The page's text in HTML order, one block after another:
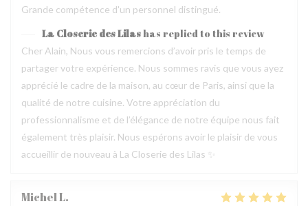
Grande compétence d'un personnel distingué.
La Closerie des Lilashas replied to this review
Cher Alain, Nous vous remercions d’avoir pris le temps de
partager votre expérience. Nous sommes ravis que vous ayez
apprécié le cadre de la maison, au cœur de Paris, ainsi que la
qualité de notre cuisine. Votre appréciation du
professionnalisme et de l’élégance de notre équipe nous fait
également très plaisir. Nous espérons avoir le plaisir de vous
accueillir de nouveau à La Closerie des Lilas ✨
MichelL